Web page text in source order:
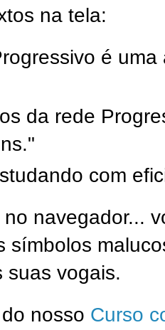
na tela:
é uma
da rede
com
navegador...
símbolos
suas vogais.
nosso Curso